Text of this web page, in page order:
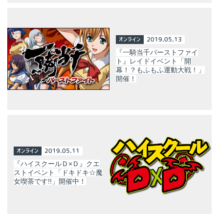
オンライン 2019.05.13
『一騎当千バーストファイ
ト』レイドイベント「開
幕！？もふもふ運動大戦！」
開催！
オンライン 2019.05.11
『ハイスクールＤ×Ｄ』クエ
ストイベント「ドキドキ☆魔
女喫茶です!!」開催中！